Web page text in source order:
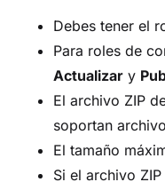
Debes tener el
Para roles de
Actualizar y
El archivo ZIP
soportan
El tamaño
Si el archivo